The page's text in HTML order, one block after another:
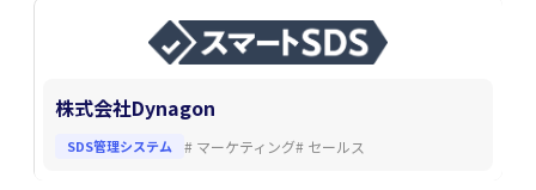
株式会社Dynagon
SDS管理システム # マーケティング# セールス